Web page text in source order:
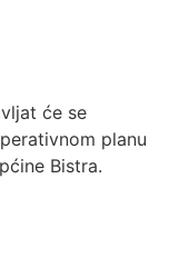
će se
planu
Bistra.